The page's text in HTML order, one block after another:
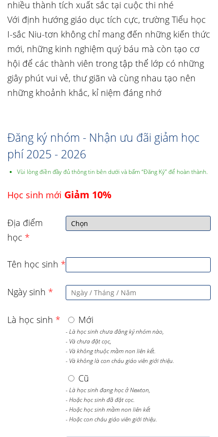
nhiều thành tích xuất sắc tại cuộc thi nhé
Với định hướng giáo dục tích cực, trường Tiểu học
I-sắc Niu-tơn không chỉ mang đến những kiến thức
mới, những kinh nghiệm quý báu mà còn tạo cơ
hội để các thành viên trong tập thể lớp có những
giây phút vui vẻ, thư giãn và cùng nhau tạo nên
những khoảnh khắc, kỉ niệm đáng nhớ
Đăng ký nhóm - Nhận ưu đãi giảm học
phí 2025 - 2026
Vùi lòng điền đầy đủ thông tin bên dưới và bấm “Đăng Ký” để hoàn thành.
Học sinh mới Giảm 10%
Địa điểm
học *
Tên học sinh *
Ngày sinh *
Là học sinh * Mới
- Là học sinh chưa đăng ký nhóm nào,
- Và chưa đặt cọc,
- Và không thuộc mầm non liên kết.
- Và không là con cháu giáo viên giới thiệu.
Cũ
- Là học sinh đang học ở Newton,
- Hoặc học sinh đã đặt cọc.
- Hoặc học sinh mầm non liên kết
- Hoặc con cháu giáo viên giới thiệu.